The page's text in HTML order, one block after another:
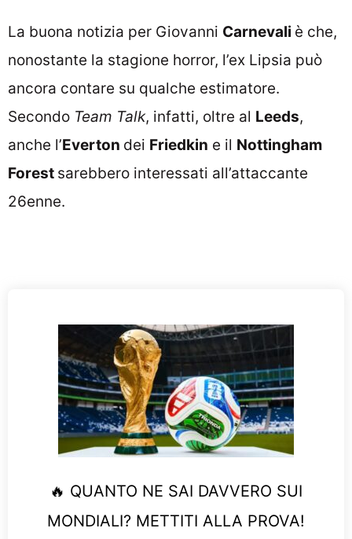
La buona notizia per Giovanni Carnevali è che,
nonostante la stagione horror, l’ex Lipsia può
ancora contare su qualche estimatore.
Secondo Team Talk, infatti, oltre al Leeds,
anche l’Everton dei Friedkin e il Nottingham
Forest sarebbero interessati all’attaccante
26enne.
🔥 QUANTO NE SAI DAVVERO SUI
MONDIALI? METTITI ALLA PROVA!